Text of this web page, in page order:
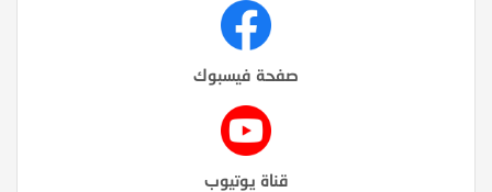
صفحة فيسبوك
قناة يوتيوب